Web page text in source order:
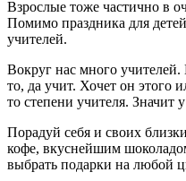
Взрослые тоже частично в
Помимо праздника для
учителей.
Вокруг нас много
то, да учит. Хочет он этого
то степени учителя. Значит
Порадуй себя и своих
кофе, вкуснейшим
выбрать подарки на любой